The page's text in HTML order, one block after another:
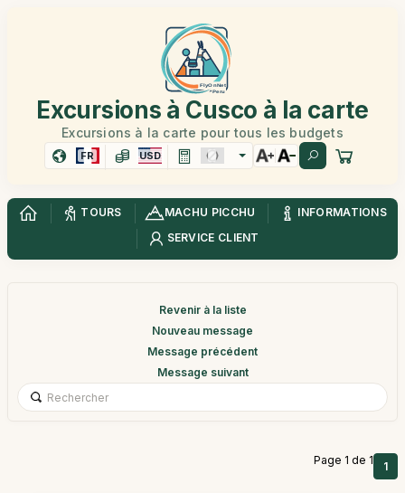
Excursions à Cusco à la carte
Excursions à la carte pour tous les budgets
FR USD
TOURS MACHU PICCHU
INFORMATIONS
SERVICE CLIENT
Revenir à la liste
Nouveau message
Message précédent
Message suivant
Page 1 de 1 1